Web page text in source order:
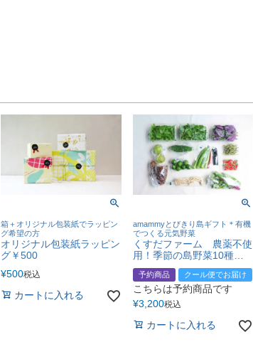
箱＋オリジナル包装紙でラッピン
グ希望の方
オリジナル包装紙ラッピン
グ￥500
¥500税込
カートに入れる
amammyとびきり島ギフト＊有機
でつくる元気野菜
くすだファーム 農薬不使
用！季節の島野菜10種以
上詰め合わせセット
予約商品 クール便でお届け
こちらは予約商品です
¥3,200税込
カートに入れる